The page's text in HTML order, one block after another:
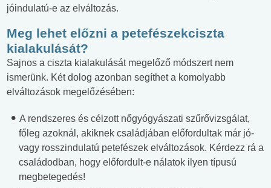
jóindulatú-e az elváltozás.
Meg lehet előzni a petefészekciszta
kialakulását?
Sajnos a ciszta kialakulását megelőző módszert nem
ismerünk. Két dolog azonban segíthet a komolyabb
elváltozások megelőzésében:
A rendszeres és célzott nőgyógyászati szűrővizsgálat,
főleg azoknál, akiknek családjában előfordultak már jó-
vagy rosszindulatú petefészek elváltozások. Kérdezz rá a
családodban, hogy előfordult-e nálatok ilyen típusú
megbetegedés!